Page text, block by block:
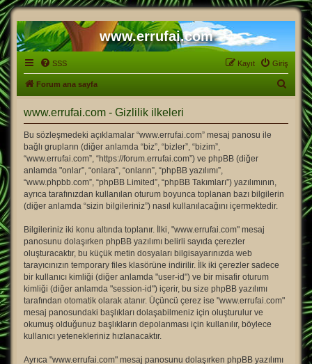
www.errufai.com
SSS Giriş
Kayıt
Forum ana sayfa
www.errufai.com - Gizlilik ilkeleri
Bu sözleşmedeki açıklamalar “www.errufai.com” mesaj panosu ile
bağlı grupların (diğer anlamda “biz”, “bizler”, “bizim”,
“www.errufai.com”, “https://forum.errufai.com”) ve phpBB (diğer
anlamda "onlar”, “onlara”, “onların”, “phpBB yazılımı”,
“www.phpbb.com”, “phpBB Limited”, “phpBB Takımları”) yazılımının,
ayrıca tarafınızdan kullanılan oturum boyunca toplanan bazı bilgilerin
(diğer anlamda “sizin bilgileriniz”) nasıl kullanılacağını içermektedir.
Bilgileriniz iki konu altında toplanır. İlki, "www.errufai.com" mesaj
panosunu dolaşırken phpBB yazılımı belirli sayıda çerezler
oluşturacaktır, bu küçük metin dosyaları bilgisayarınızda web
tarayıcınızın temporary files klasörüne indirilir. İlk iki çerezler sadece
bir kullanıcı kimliği (diğer anlamda "user-id") ve bir misafir oturum
kimliği (diğer anlamda "session-id") içerir, bu size phpBB yazılımı
tarafından otomatik olarak atanır. Üçüncü çerez ise "www.errufai.com"
mesaj panosundaki başlıkları dolaşabilmeniz için oluşturulur ve
okumuş olduğunuz başlıkların depolanması için kullanılır, böylece
kullanıcı yetenekleriniz hızlanacaktır.
Ayrıca "www.errufai.com" mesaj panosunu dolaşırken phpBB yazılımı